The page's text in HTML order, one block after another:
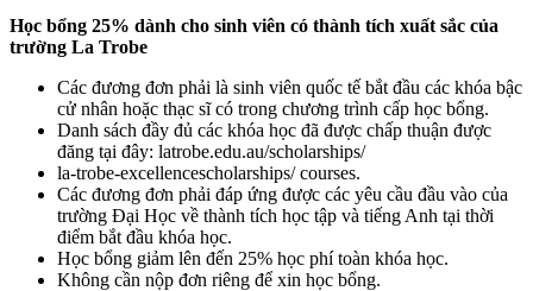
Học bổng 25% dành cho sinh viên có thành tích xuất sắc của
trường La Trobe
Các đương đơn phải là sinh viên quốc tế bắt đầu các khóa bậc
cử nhân hoặc thạc sĩ có trong chương trình cấp học bổng.
Danh sách đầy đủ các khóa học đã được chấp thuận được
đăng tại đây: latrobe.edu.au/scholarships/
la-trobe-excellencescholarships/ courses.
Các đương đơn phải đáp ứng được các yêu cầu đầu vào của
trường Đại Học về thành tích học tập và tiếng Anh tại thời
điểm bắt đầu khóa học.
Học bổng giảm lên đến 25% học phí toàn khóa học.
Không cần nộp đơn riêng để xin học bổng.